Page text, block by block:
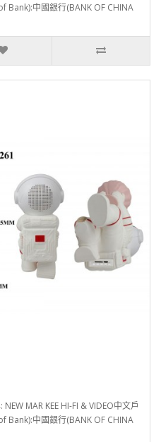
Bank):中國銀行(BANK OF CHINA
MAR KEE HI-FI & VIDEO中文戶
Bank):中國銀行(BANK OF CHINA